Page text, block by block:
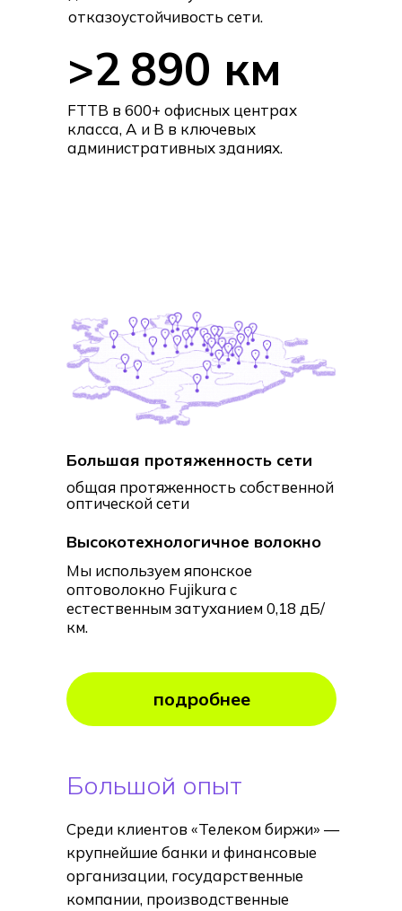
подробнее
отказоустойчивость сети.
>2 890 км
общая протяженность собственной
оптической сети
FTTB в 600+ офисных центрах
класса, А и В в ключевых
административных зданиях.
Большая протяженность сети
Высокотехнологичное волокно
Мы используем японское
оптоволокно Fujikura с
естественным затуханием 0,18 дБ/
км.
Большой опыт
Среди клиентов «Телеком биржи» —
крупнейшие банки и финансовые
организации, государственные
компании, производственные